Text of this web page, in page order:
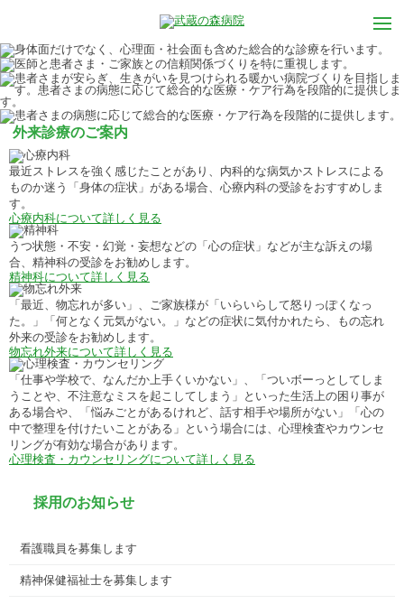
外来診療のご案内
最近ストレスを強く感じたことがあり、内科的な病気かストレスによる
ものか迷う「身体の症状」がある場合、心療内科の受診をおすすめしま
す。
心療内科について詳しく見る
うつ状態・不安・幻覚・妄想などの「心の症状」などが主な訴えの場
合、精神科の受診をお勧めします。
精神科について詳しく見る
「最近、物忘れが多い」、ご家族様が「いらいらして怒りっぽくなっ
た。」「何となく元気がない。」などの症状に気付かれたら、もの忘れ
外来の受診をお勧めします。
物忘れ外来について詳しく見る
「仕事や学校で、なんだか上手くいかない」、「ついボーっとしてしま
うことや、不注意なミスを起こしてしまう」といった生活上の困り事が
ある場合や、「悩みごとがあるけれど、話す相手や場所がない」「心の
中で整理を付けたいことがある」という場合には、心理検査やカウンセ
リングが有効な場合があります。
心理検査・カウンセリングについて詳しく見る
採用のお知らせ
看護職員を募集します
精神保健福祉士を募集します